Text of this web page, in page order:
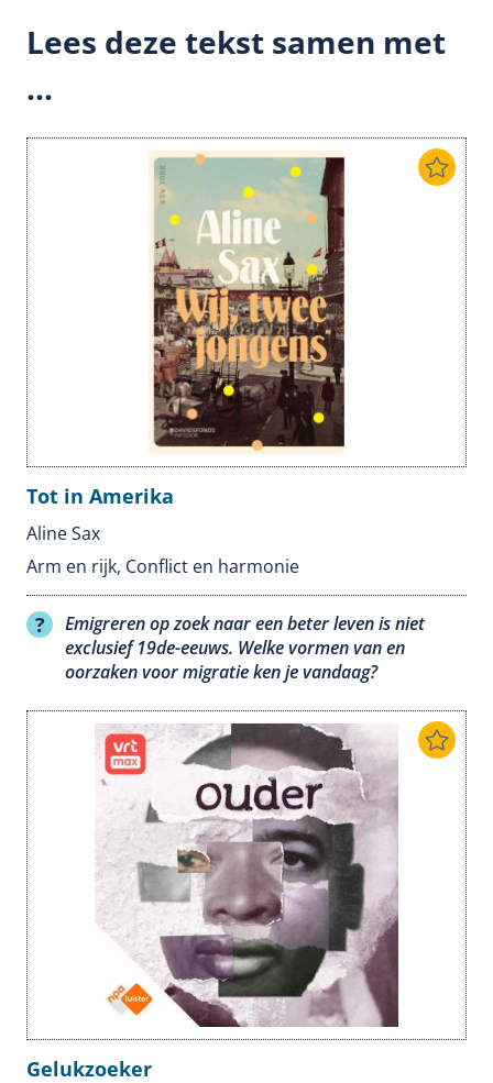
Lees deze tekst samen met
...
Tot in Amerika
Aline Sax
Arm en rijk, Conflict en harmonie
Emigreren op zoek naar een beter leven is niet
exclusief 19de-eeuws. Welke vormen van en
oorzaken voor migratie ken je vandaag?
Gelukzoeker